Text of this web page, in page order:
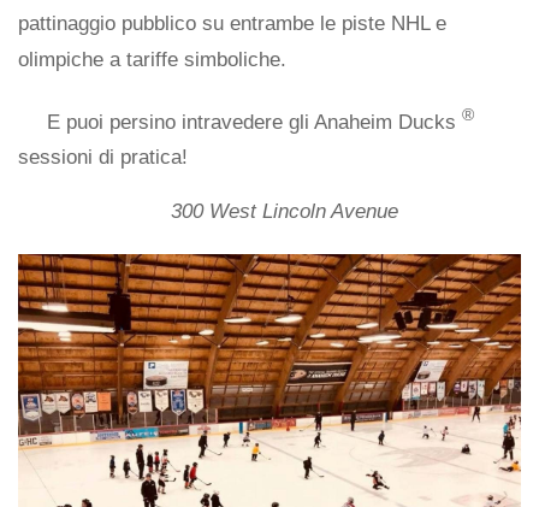
pattinaggio pubblico su entrambe le piste NHL e
olimpiche a tariffe simboliche.
E puoi persino intravedere gli Anaheim Ducks ®
sessioni di pratica!
300 West Lincoln Avenue